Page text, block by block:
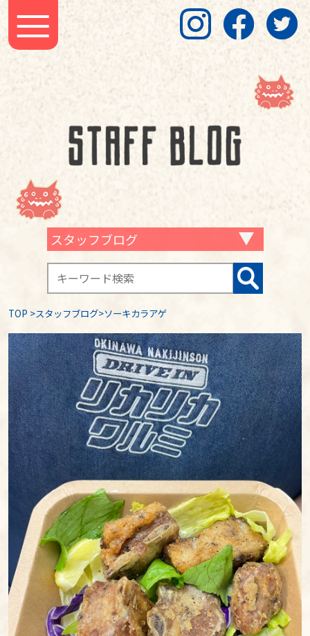
スタッフブログ
TOP >スタッフブログ>ソーキカラアゲ